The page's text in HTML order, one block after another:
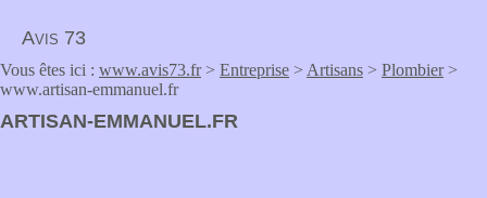
Avis 73
Vous êtes ici : www.avis73.fr> Entreprise > Artisans > Plombier>
www.artisan-emmanuel.fr
ARTISAN-EMMANUEL.FR